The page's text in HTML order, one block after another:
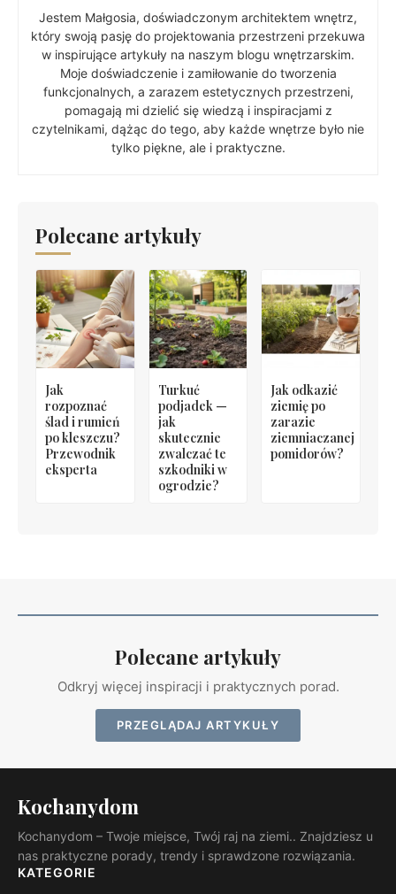
Jestem Małgosia, doświadczonym architektem wnętrz,
który swoją pasję do projektowania przestrzeni przekuwa
w inspirujące artykuły na naszym blogu wnętrzarskim.
Moje doświadczenie i zamiłowanie do tworzenia
funkcjonalnych, a zarazem estetycznych przestrzeni,
pomagają mi dzielić się wiedzą i inspiracjami z
czytelnikami, dążąc do tego, aby każde wnętrze było nie
tylko piękne, ale i praktyczne.
Polecane artykuły
Jak
rozpoznać
ślad i rumień
po kleszczu?
Przewodnik
eksperta
Turkuć
podjadek —
jak
skutecznie
zwalczać te
szkodniki w
ogrodzie?
Jak odkazić
ziemię po
zarazie
ziemniaczanej
pomidorów?
Polecane artykuły
Odkryj więcej inspiracji i praktycznych porad.
PRZEGLĄDAJ ARTYKUŁY
Kochanydom
Kochanydom – Twoje miejsce, Twój raj na ziemi.. Znajdziesz u
nas praktyczne porady, trendy i sprawdzone rozwiązania.
KATEGORIE